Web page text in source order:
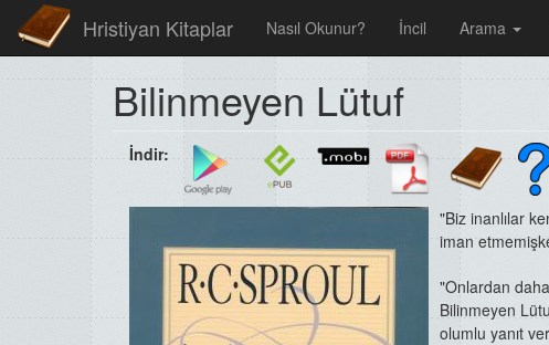
Hristiyan Kitaplar Nasıl Okunur? İncil Arama
Bilinmeyen Lütuf
İndir:
"Biz inanlılar
iman
"Onlardan
Bilinmeyen
olumlu yanıt